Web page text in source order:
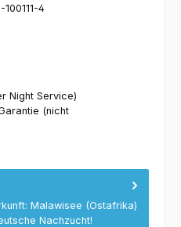
4
Night Service)
(nicht
Malawisee (Ostafrika)
Nachzucht!